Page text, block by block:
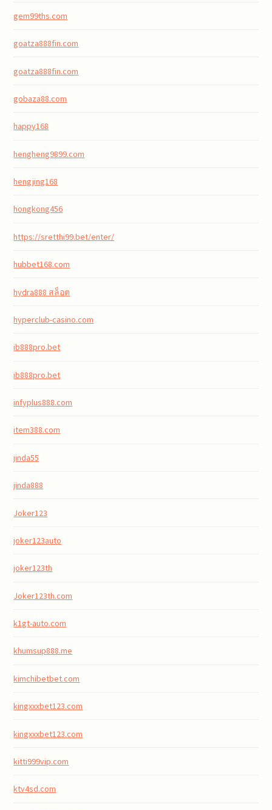
gem99ths.com
goatza888fin.com
goatza888fin.com
gobaza88.com
happy168
hengheng9899.com
hengjing168
hongkong456
https://sretthi99.bet/enter/
hubbet168.com
hydra888 สล็อต
hyperclub-casino.com
ib888pro.bet
ib888pro.bet
infyplus888.com
item388.com
jinda55
jinda888
Joker123
joker123auto
joker123th
Joker123th.com
k1gt-auto.com
khumsup888.me
kimchibetbet.com
kingxxxbet123.com
kingxxxbet123.com
kitti999vip.com
ktv4sd.com